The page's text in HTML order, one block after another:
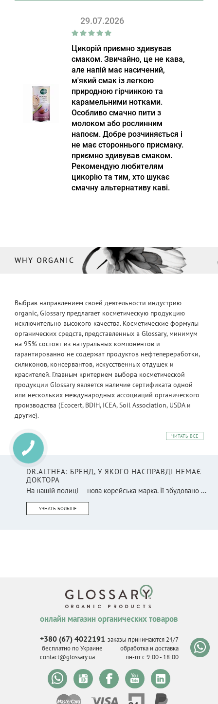
29.07.2026
Цикорій приємно здивував
смаком. Звичайно, це не кава,
але напій має насичений,
м'який смак із легкою
природною гірчинкою та
карамельними нотками.
Особливо смачно пити з
молоком або рослинним
напоєм. Добре розчиняється і
не має стороннього присмаку.
приємно здивував смаком.
Рекомендую любителям
цикорію та тим, хто шукає
смачну альтернативу каві.
WHY ORGANIC
Выбрав направлением своей деятельности индустрию
organic, Glossary предлагает косметическую продукцию
исключительно высокого качества. Косметические формулы
органических средств, представленных в Glossary, минимум
на 95% состоят из натуральных компонентов и
гарантированно не содержат продуктов нефтепереработки,
силиконов, консервантов, искусственных отдушек и
красителей. Главным критерием выбора косметической
продукции Glossary является наличие сертификата одной
или нескольких международных ассоциаций органического
производства (Ecocert, BDIH, ICEA, Soil Association, USDA и
другие).
ЧИТАТЬ ВСЕ
DR.ALTHEA: БРЕНД, У ЯКОГО НАСПРАВДІ НЕМАЄ
ДОКТОРА
На нашій полиці — нова корейська марка. Її збудовано ...
УЗНАТЬ БОЛЬШЕ
онлайн магазин органических товаров
+380 (67) 4022191
бесплатно по Украине
contact@glossary.ua
заказы принимаются 24/7
обработка и доставка
пн-пт с 9:00 - 18:00